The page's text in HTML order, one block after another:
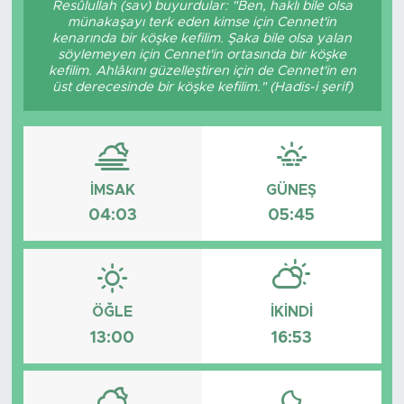
Resûlullah (sav) buyurdular: "Ben, haklı bile olsa
münakaşayı terk eden kimse için Cennet'in
kenarında bir köşke kefilim. Şaka bile olsa yalan
söylemeyen için Cennet'in ortasında bir köşke
kefilim. Ahlâkını güzelleştiren için de Cennet'in en
üst derecesinde bir köşke kefilim." (Hadis-i şerif)
İMSAK
04:03
GÜNEŞ
05:45
ÖĞLE
13:00
İKINDI
16:53
BİLİM-TEKNOLOJİ
RÖPÖRTAJ
ANALİZ
NOSTALJİ
KULİS
YAZARLAR
EKONOMİ